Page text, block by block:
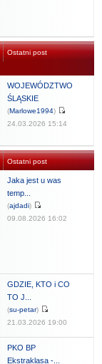
Ostatni post
WOJEWÓDZTWO
ŚLĄSKIE
(Marlowe1994)
24.03.2026 15:14
Ostatni post
Jaka jest u was
temp...
(ajdadi)
09.08.2026 16:02
GDZIE, KTO i CO
TO J...
(su-petar)
21.03.2026 19:00
PKO BP
Ekstraklasa -...